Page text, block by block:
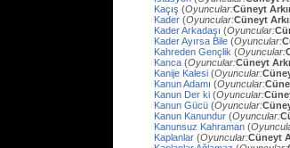
Kaçış (Oyuncular:Cüneyt
Kader (Oyuncular:Cüneyt
Kader Arkadaşı (Oyuncular:
Kader Ayırsa Bile (Oyuncular:
Kahreden Gençlik (Oyuncular:
Kanca (Oyuncular:Cüneyt
Kanije Kalesi (Oyuncular:
Kanun Adamı (Oyuncular:
Kanun Der ki (Oyuncular:
Kanun Gücü (Oyuncular:
Kanun Kanundur (Oyuncular:
Kanunsuz Kahraman (
Kaplanlar (Oyuncular:Cüneyt